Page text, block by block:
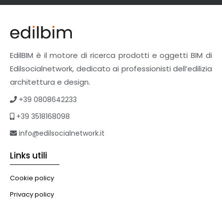
EdilBIM è il motore di ricerca prodotti e oggetti BIM di
Edilsocialnetwork, dedicato ai professionisti dell’edilizia
architettura e design.
+39 0808642233
+39 3518168098
info@edilsocialnetwork.it
Links utili
Cookie policy
Privacy policy